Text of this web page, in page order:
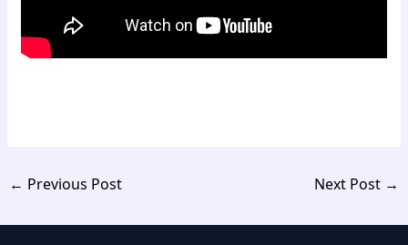
← Previous Post Next Post →